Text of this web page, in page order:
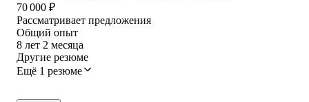
70 000 ₽
Рассматривает предложения
Общий опыт
8 лет 2 месяца
Другие резюме
Ещё 1 резюме